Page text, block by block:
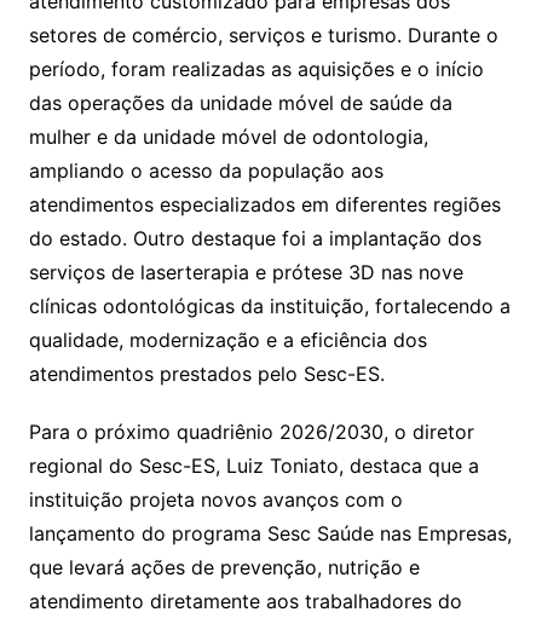
setores de comércio, serviços e turismo. Durante o
período, foram realizadas as aquisições e o início
das operações da unidade móvel de saúde da
mulher e da unidade móvel de odontologia,
ampliando o acesso da população aos
atendimentos especializados em diferentes regiões
do estado. Outro destaque foi a implantação dos
serviços de laserterapia e prótese 3D nas nove
clínicas odontológicas da instituição, fortalecendo a
qualidade, modernização e a eficiência dos
atendimentos prestados pelo Sesc-ES.
Para o próximo quadriênio 2026/2030, o diretor
regional do Sesc-ES, Luiz Toniato, destaca que a
instituição projeta novos avanços com o
lançamento do programa Sesc Saúde nas Empresas,
que levará ações de prevenção, nutrição e
atendimento diretamente aos trabalhadores do